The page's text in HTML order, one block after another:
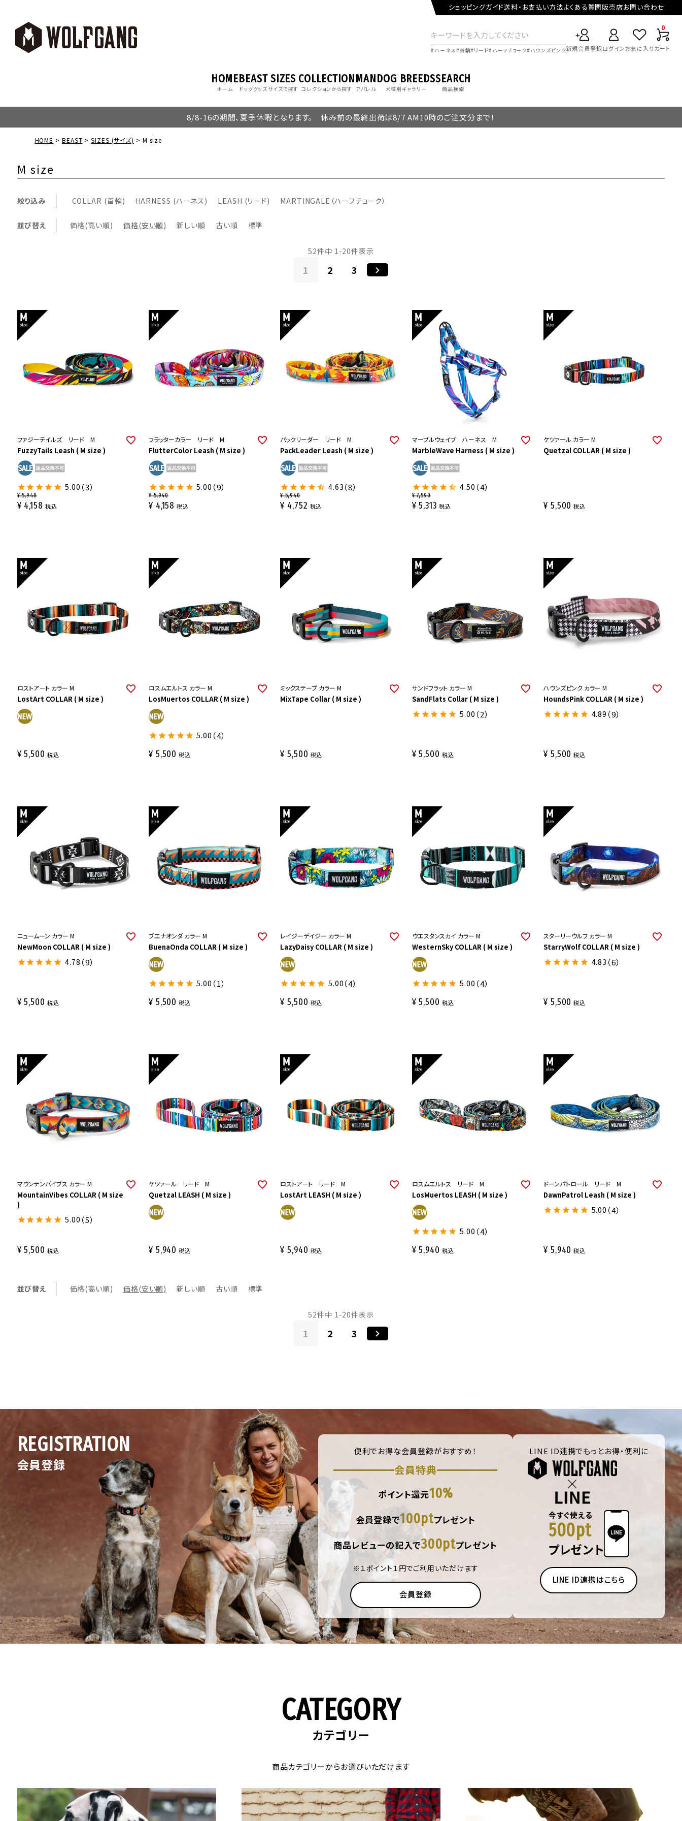
ショッピングガイド送料・お支払い方法よくある質問販売店お問い合わせ
ハーネス 首輪 リード ハーフチョーク ハウンズピンク新規会員登録ログインお気に入り
0
カート
HOME
ホーム
BEAST
ドッググッズ
SIZES
サイズで探す
COLLECTION
コレクションから探す
MAN
アパレル
DOG BREEDS
犬種別ギャラリー
SEARCH
商品検索
8/8-16の期間、夏季休暇となります。 休み前の最終出荷は8/7 AM10時のご注文分まで！
HOME BEAST SIZES (サイズ) M size
M size
絞り込み COLLAR (首輪) HARNESS (ハーネス) LEASH (リード) MARTINGALE（ハーフチョーク）
並び替え 価格(高い順) 価格(安い順) 新しい順 古い順 標準
52件中 1-20件表示
1 2 3
ファジーテイルズ リード M
FuzzyTails Leash ( M size )
¥ 5,940
¥ 4,158 税込
5.00 （3）
フラッターカラー リード M
FlutterColor Leash ( M size )
¥ 5,940
¥ 4,158 税込
5.00 （9）
パックリーダー リード M
PackLeader Leash ( M size )
¥ 5,940
¥ 4,752 税込
4.63 （8）
マーブルウェイブ ハーネス M
MarbleWave Harness ( M size )
¥ 7,590
¥ 5,313 税込
4.50 （4）
ケツァール カラー M
Quetzal COLLAR ( M size )
¥ 5,500 税込
ロストア－ト カラー M
LostArt COLLAR ( M size )
¥ 5,500 税込
ロスムエルトス カラー M
LosMuertos COLLAR ( M size )
¥ 5,500 税込
5.00 （4）
ミックステープ カラー M
MixTape Collar ( M size )
¥ 5,500 税込
サンドフラット カラー M
SandFlats Collar ( M size )
¥ 5,500 税込
5.00 （2）
ハウンズピンク カラー M
HoundsPink COLLAR ( M size )
¥ 5,500 税込
4.89 （9）
ニュームーン カラー M
NewMoon COLLAR ( M size )
¥ 5,500 税込
4.78 （9）
ブエナオンダ カラー M
BuenaOnda COLLAR ( M size )
¥ 5,500 税込
5.00 （1）
レイジーデイジー カラー M
LazyDaisy COLLAR ( M size )
¥ 5,500 税込
5.00 （4）
ウエスタンスカイ カラー M
WesternSky COLLAR ( M size )
¥ 5,500 税込
5.00 （4）
スターリーウルフ カラー M
StarryWolf COLLAR ( M size )
¥ 5,500 税込
4.83 （6）
マウンテンバイブス カラー M
MountainVibes COLLAR ( M size
)
¥ 5,500 税込
5.00 （5）
ケツァール リード M
Quetzal LEASH ( M size )
¥ 5,940 税込
ロストア－ト リード M
LostArt LEASH ( M size )
¥ 5,940 税込
ロスムエルトス リード M
LosMuertos LEASH ( M size )
¥ 5,940 税込
5.00 （4）
ドーンパトロール リード M
DawnPatrol Leash ( M size )
¥ 5,940 税込
5.00 （4）
並び替え 価格(高い順) 価格(安い順) 新しい順 古い順 標準
52件中 1-20件表示
1 2 3
REGISTRATION
会員登録
便利でお得な会員登録がおすすめ！
会員特典
ポイント還元10%
会員登録で100ptプレゼント
商品レビューの記入で300ptプレゼント
※１ポイント１円でご利用いただけます
会員登録
LINE ID連携でもっとお得・便利に
今すぐ使える
500pt
プレゼント
LINE ID連携はこちら
CATEGORY
カテゴリー
商品カテゴリーからお選びいただけます